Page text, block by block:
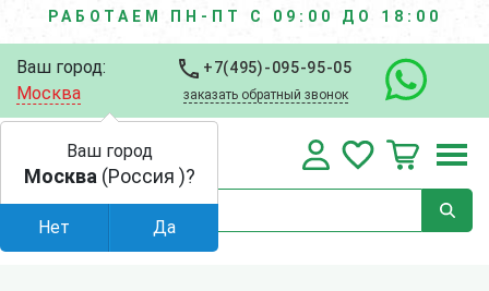
РАБОТАЕМ ПН-ПТ С 09:00 ДО 18:00
Ваш город:
Москва
+7(495)-095-95-05
заказать обратный звонок
Ваш город
Москва (Россия )?
Нет Да